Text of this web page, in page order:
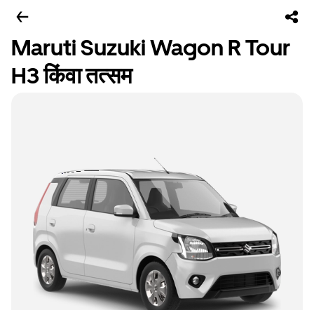
Maruti Suzuki Wagon R Tour
H3 किंवा तत्सम